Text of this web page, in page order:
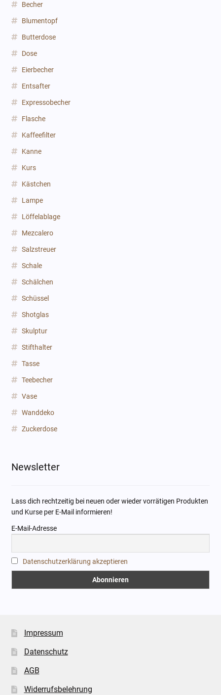
Becher
Blumentopf
Butterdose
Dose
Eierbecher
Entsafter
Expressobecher
Flasche
Kaffeefilter
Kanne
Kurs
Kästchen
Lampe
Löffelablage
Mezcalero
Salzstreuer
Schale
Schälchen
Schüssel
Shotglas
Skulptur
Stifthalter
Tasse
Teebecher
Vase
Wanddeko
Zuckerdose
Newsletter
Lass dich rechtzeitig bei neuen oder wieder vorrätigen Produkten
und Kurse per E-Mail informieren!
E-Mail-Adresse
Datenschutzerklärung akzeptieren
Impressum
Datenschutz
AGB
Widerrufsbelehrung